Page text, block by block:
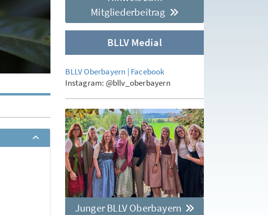
Mitgliederbeitrag
BLLV Medial
BLLV Oberbayern | Facebook
Instagram: @bllv_oberbayern
Junger BLLV Oberbayern